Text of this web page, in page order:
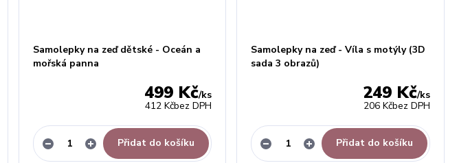
Samolepky na zeď dětské - Oceán a
mořská panna
499 Kč/ks
412 Kčbez DPH
Přidat do košíku
Samolepky na zeď - Víla s motýly (3D
sada 3 obrazů)
249 Kč/ks
206 Kčbez DPH
Přidat do košíku